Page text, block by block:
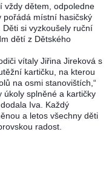
vždy dětem, odpoledne
pořádá místní hasičský
si vyzkoušely ruční
dětí z Dětského
vítaly Jiřina Jireková s
kartičku, na kterou
na osmi stanovištích,“
úkoly splněné a kartičky
Iva. Každý
a letos všechny děti
radost.